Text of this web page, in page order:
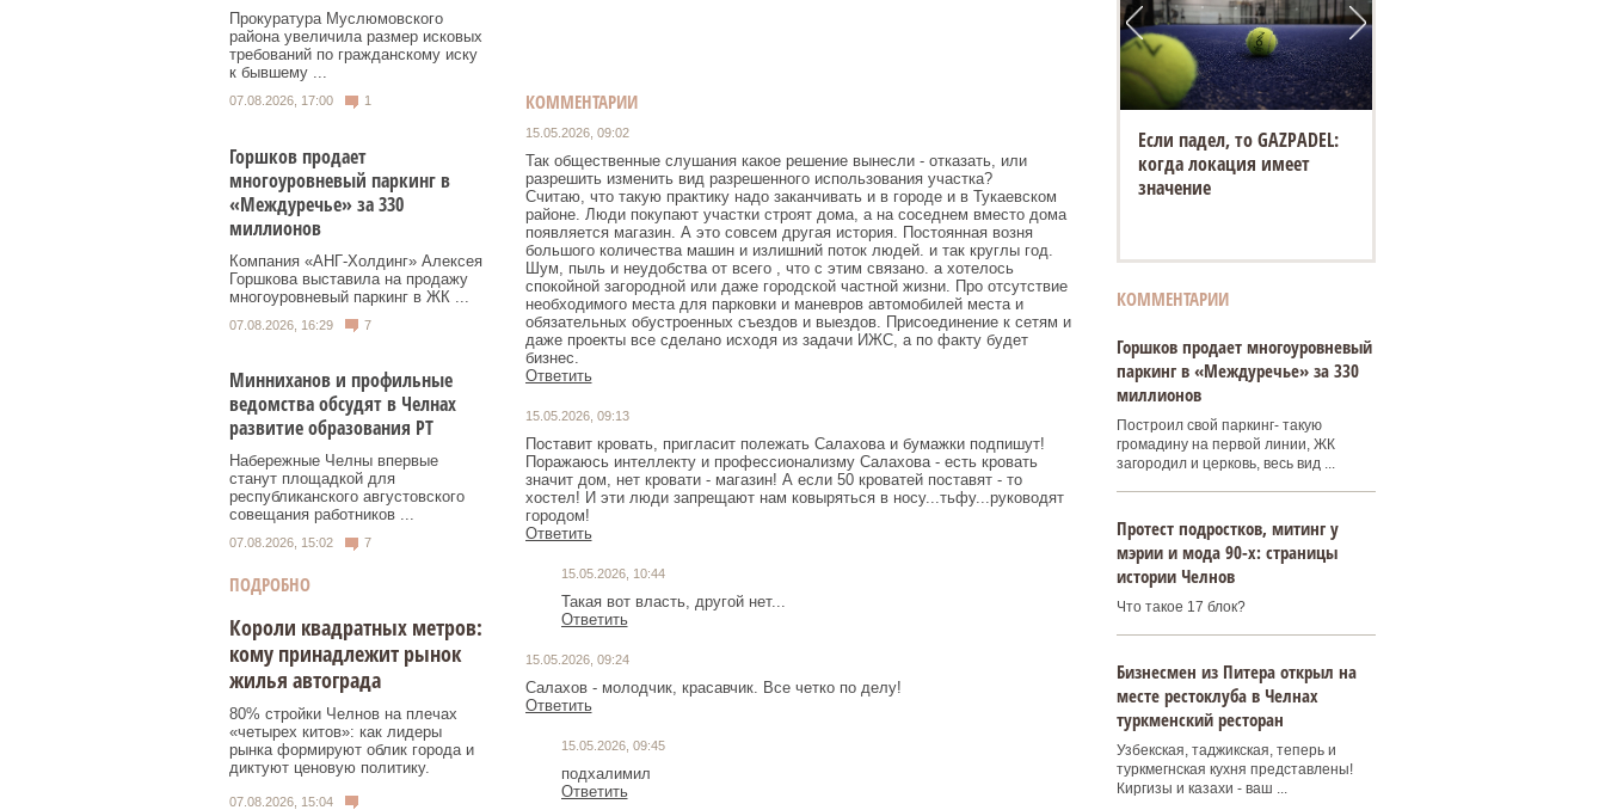
Прокуратура Муслюмовского
района увеличила размер исковых
требований по гражданскому иску
к бывшему ...
07.08.2026, 17:00 1
Горшков продает
многоуровневый паркинг в
«Междуречье» за 330
миллионов
Компания «АНГ-Холдинг» Алексея
Горшкова выставила на продажу
многоуровневый паркинг в ЖК ...
07.08.2026, 16:29 7
Минниханов и профильные
ведомства обсудят в Челнах
развитие образования РТ
Набережные Челны впервые
станут площадкой для
республиканского августовского
совещания работников ...
07.08.2026, 15:02 7
ПОДРОБНО
Короли квадратных метров:
кому принадлежит рынок
жилья автограда
80% стройки Челнов на плечах
«четырех китов»: как лидеры
рынка формируют облик города и
диктуют ценовую политику.
07.08.2026, 15:04
КОММЕНТАРИИ
15.05.2026, 09:02
Так общественные слушания какое решение вынесли - отказать, или
разрешить изменить вид разрешенного использования участка?
Считаю, что такую практику надо заканчивать и в городе и в Тукаевском
районе. Люди покупают участки строят дома, а на соседнем вместо дома
появляется магазин. А это совсем другая история. Постоянная возня
большого количества машин и излишний поток людей. и так круглы год.
Шум, пыль и неудобства от всего , что с этим связано. а хотелось
спокойной загородной или даже городской частной жизни. Про отсутствие
необходимого места для парковки и маневров автомобилей места и
обязательных обустроенных съездов и выездов. Присоединение к сетям и
даже проекты все сделано исходя из задачи ИЖС, а по факту будет
бизнес.
Ответить
15.05.2026, 09:13
Поставит кровать, пригласит полежать Салахова и бумажки подпишут!
Поражаюсь интеллекту и профессионализму Салахова - есть кровать
значит дом, нет кровати - магазин! А если 50 кроватей поставят - то
хостел! И эти люди запрещают нам ковыряться в носу...тьфу...руководят
городом!
Ответить
15.05.2026, 10:44
Такая вот власть, другой нет...
Ответить
15.05.2026, 09:24
Салахов - молодчик, красавчик. Все четко по делу!
Ответить
15.05.2026, 09:45
подхалимил
Ответить
Если падел, то GAZPADEL:
когда локация имеет
значение
КОММЕНТАРИИ
Горшков продает многоуровневый
паркинг в «Междуречье» за 330
миллионов
Построил свой паркинг- такую
громадину на первой линии, ЖК
загородил и церковь, весь вид ...
Протест подростков, митинг у
мэрии и мода 90-х: страницы
истории Челнов
Что такое 17 блок?
Бизнесмен из Питера открыл на
месте рестоклуба в Челнах
туркменский ресторан
Узбекская, таджикская, теперь и
туркмегнская кухня представлены!
Киргизы и казахи - ваш ...